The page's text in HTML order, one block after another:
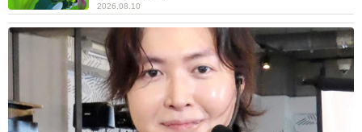
2026.08.10